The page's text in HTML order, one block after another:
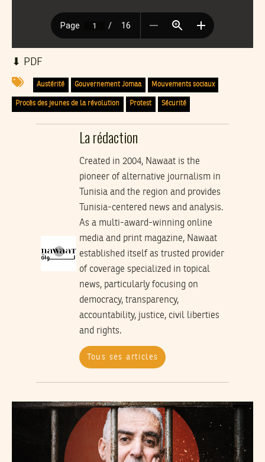
⬇︎ PDF
Austérité Gouvernement Jomaa Mouvements sociaux
Procès des jeunes de la révolution Protest Sécurité
La rédaction
Created in 2004, Nawaat is the
pioneer of alternative journalism in
Tunisia and the region and provides
Tunisia-centered news and analysis.
As a multi-award-winning online
media and print magazine, Nawaat
established itself as trusted provider
of coverage specialized in topical
news, particularly focusing on
democracy, transparency,
accountability, justice, civil liberties
and rights.
Tous ses articles